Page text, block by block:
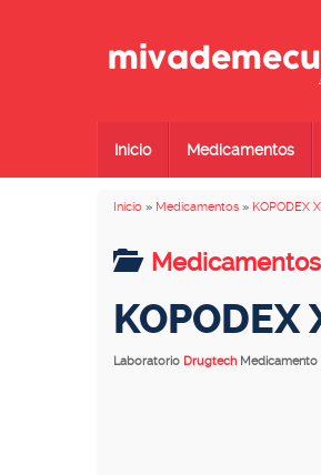
Inicio Medicamentos
Inicio » Medicamentos » KOPODEX
Medicamentos
KOPODEX
Laboratorio Drugtech Medicamento